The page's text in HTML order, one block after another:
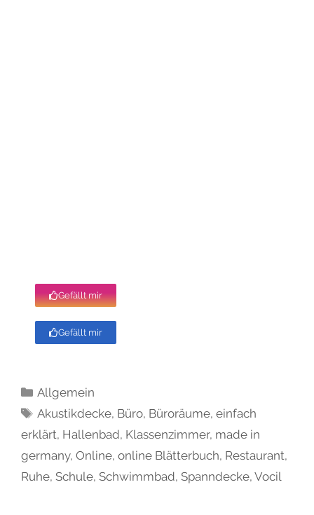
Gefällt mir
Gefällt mir
Allgemein
Akustikdecke, Büro, Büroräume,einfach
erklärt, Hallenbad, Klassenzimmer, made in
germany, Online, online Blätterbuch, Restaurant,
Ruhe, Schule, Schwimmbad, Spanndecke, Vocil